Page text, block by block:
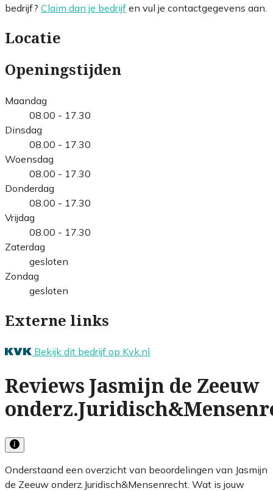
bedrijf? Claim dan je bedrijf en vul je contactgegevens aan.
Locatie
Openingstijden
Maandag
08.00 - 17.30
Dinsdag
08.00 - 17.30
Woensdag
08.00 - 17.30
Donderdag
08.00 - 17.30
Vrijdag
08.00 - 17.30
Zaterdag
gesloten
Zondag
gesloten
Externe links
Bekijk dit bedrijf op Kvk.nl
Reviews Jasmijn de Zeeuw
Onderstaand een overzicht van beoordelingen van Jasmijn
de Zeeuw onderz.Juridisch&Mensenrecht. Wat is jouw